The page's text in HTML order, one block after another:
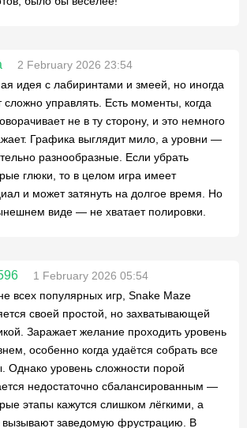
2 February 2026 23:54
идея с лабиринтами и змеей, но иногда
сложно управлять. Есть моменты, когда
не в ту сторону, и это немного
Графика выглядит мило, а уровни —
разнообразные. Если убрать
глюки, то в целом игра имеет
и может затянуть на долгое время. Но
виде — не хватает полировки.
1 February 2026 05:54
всех популярных игр, Snake Maze
своей простой, но захватывающей
Заражает желание проходить уровень
особенно когда удаётся собрать все
Однако уровень сложности порой
недостаточно сбалансированным —
этапы кажутся слишком лёгкими, а
вызывают заведомую фрустрацию. В